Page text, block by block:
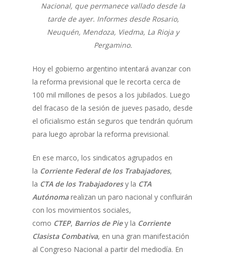
Nacional, que permanece vallado desde la
tarde de ayer. Informes desde Rosario,
Neuquén, Mendoza, Viedma, La Rioja y
Pergamino.
Hoy el gobierno argentino intentará avanzar con
la reforma previsional que le recorta cerca de
100 mil millones de pesos a los jubilados. Luego
del fracaso de la sesión de jueves pasado, desde
el oficialismo están seguros que tendrán quórum
para luego aprobar la reforma previsional.
En ese marco, los sindicatos agrupados en
la Corriente Federal de los Trabajadores,
la CTA de los Trabajadoresy la CTA
Autónomarealizan un paro nacional y confluirán
con los movimientos sociales,
como CTEP, Barrios de Pie y la Corriente
Clasista Combativa, en una gran manifestación
al Congreso Nacional a partir del mediodía. En